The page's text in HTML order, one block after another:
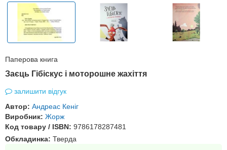
Паперова книга
Заєць Гібіскус і моторошне жахіття
залишити відгук
Автор: Андреас Кеніг
Виробник: Жорж
Код товару / ISBN: 9786178287481
Обкладинка: Тверда